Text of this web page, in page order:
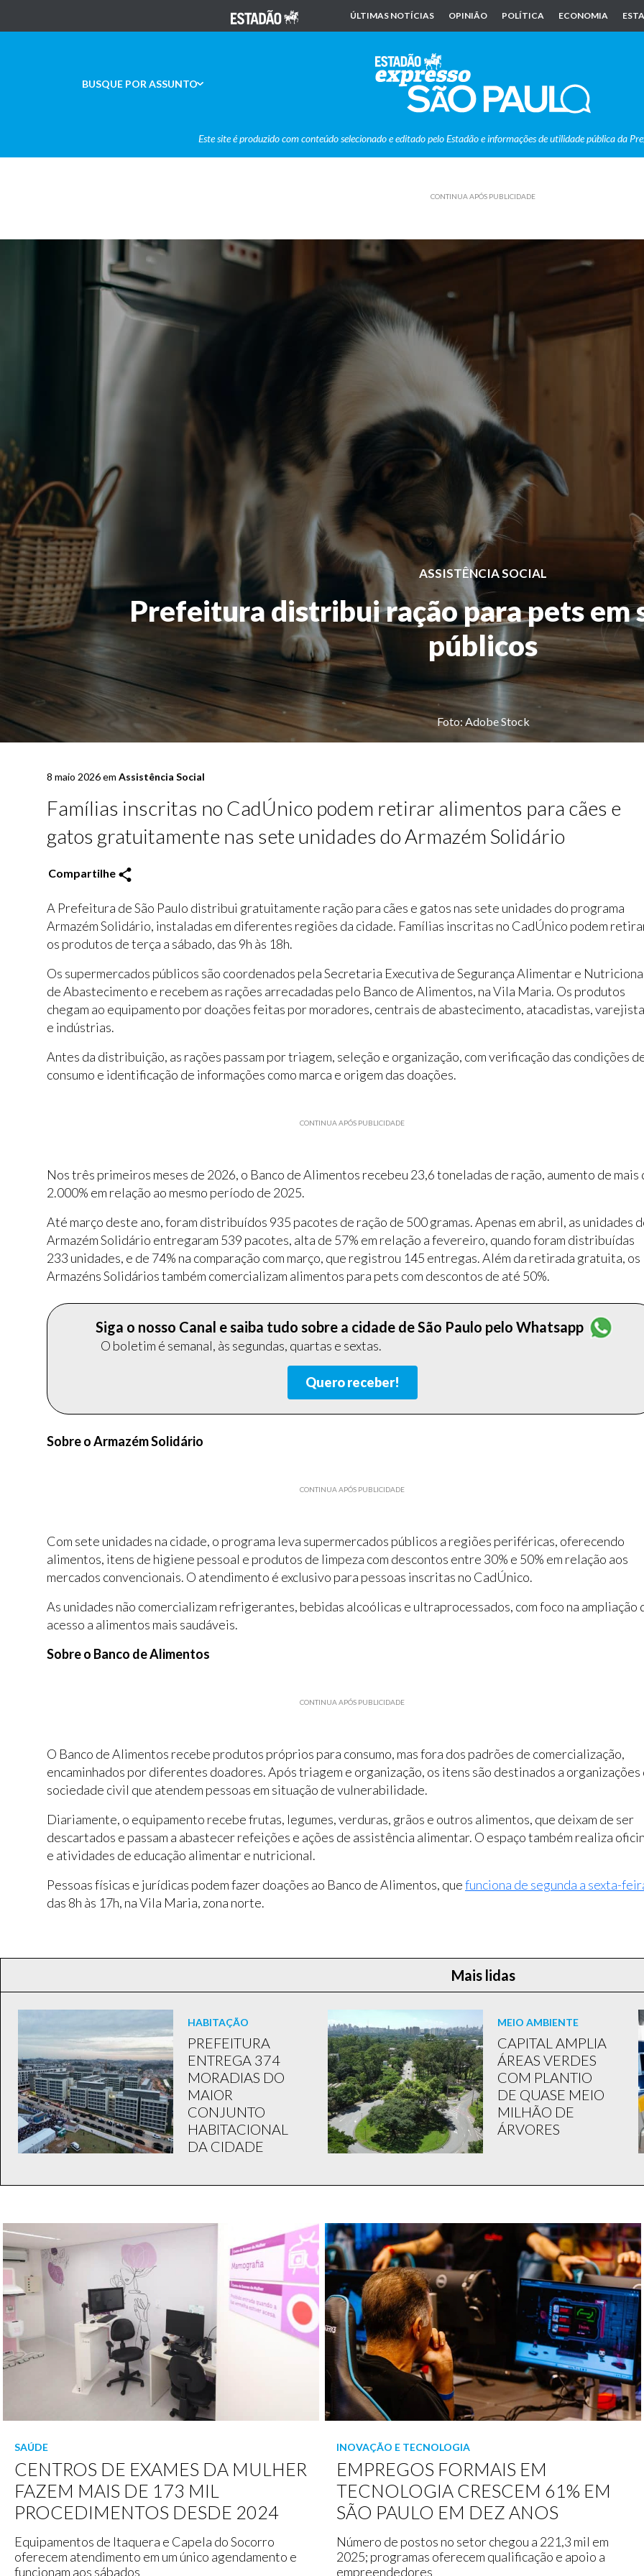
ÚLTIMAS NOTÍCIAS OPINIÃO POLÍTICA ECONOMIA
BUSQUE POR ASSUNTO
Este site é produzido com conteúdo selecionado e editado pelo Estadão e informações de utilidade pública da
CONTINUA APÓS PUBLICIDADE
ASSISTÊNCIA SOCIAL
Prefeitura distribui ração para pets em
públicos
Foto: Adobe Stock
8 maio 2026 em Assistência Social
Famílias inscritas no CadÚnico podem retirar alimentos para cães e
gatos gratuitamente nas sete unidades do Armazém Solidário
Compartilhe
A Prefeitura de São Paulo distribui gratuitamente ração para cães e gatos nas sete unidades do programa
Armazém Solidário, instaladas em diferentes regiões da cidade. Famílias inscritas no CadÚnico podem
os produtos de terça a sábado, das 9h às 18h.
Os supermercados públicos são coordenados pela Secretaria Executiva de Segurança Alimentar e
de Abastecimento e recebem as rações arrecadadas pelo Banco de Alimentos, na Vila Maria. Os produtos
chegam ao equipamento por doações feitas por moradores, centrais de abastecimento, atacadistas,
e indústrias.
Antes da distribuição, as rações passam por triagem, seleção e organização, com verificação das condições
consumo e identificação de informações como marca e origem das doações.
CONTINUA APÓS PUBLICIDADE
Nos três primeiros meses de 2026, o Banco de Alimentos recebeu 23,6 toneladas de ração, aumento de mais
2.000% em relação ao mesmo período de 2025.
Até março deste ano, foram distribuídos 935 pacotes de ração de 500 gramas. Apenas em abril, as unidades
Armazém Solidário entregaram 539 pacotes, alta de 57% em relação a fevereiro, quando foram distribuídas
233 unidades, e de 74% na comparação com março, que registrou 145 entregas. Além da retirada gratuita, os
Armazéns Solidários também comercializam alimentos para pets com descontos de até 50%.
Siga o nosso Canal e saiba tudo sobre a cidade de São Paulo pelo Whatsapp
O boletim é semanal, às segundas, quartas e sextas.
Quero receber!
Sobre o Armazém Solidário
CONTINUA APÓS PUBLICIDADE
Com sete unidades na cidade, o programa leva supermercados públicos a regiões periféricas, oferecendo
alimentos, itens de higiene pessoal e produtos de limpeza com descontos entre 30% e 50% em relação aos
mercados convencionais. O atendimento é exclusivo para pessoas inscritas no CadÚnico.
As unidades não comercializam refrigerantes, bebidas alcoólicas e ultraprocessados, com foco na ampliação
acesso a alimentos mais saudáveis.
Sobre o Banco de Alimentos
CONTINUA APÓS PUBLICIDADE
O Banco de Alimentos recebe produtos próprios para consumo, mas fora dos padrões de comercialização,
encaminhados por diferentes doadores. Após triagem e organização, os itens são destinados a organizações
sociedade civil que atendem pessoas em situação de vulnerabilidade.
Diariamente, o equipamento recebe frutas, legumes, verduras, grãos e outros alimentos, que deixam de ser
descartados e passam a abastecer refeições e ações de assistência alimentar. O espaço também realiza
e atividades de educação alimentar e nutricional.
Pessoas físicas e jurídicas podem fazer doações ao Banco de Alimentos, quefunciona de segunda a sexta-
das 8h às 17h, na Vila Maria, zona norte.
Mais lidas
HABITAÇÃO
PREFEITURA
ENTREGA 374
MORADIAS DO
MAIOR
CONJUNTO
HABITACIONAL
DA CIDADE
MEIO AMBIENTE
CAPITAL AMPLIA
ÁREAS VERDES
COM PLANTIO
DE QUASE MEIO
MILHÃO DE
ÁRVORES
SAÚDE
CENTROS DE EXAMES DA MULHER
FAZEM MAIS DE 173 MIL
PROCEDIMENTOS DESDE 2024
Equipamentos de Itaquera e Capela do Socorro
oferecem atendimento em um único agendamento e
funcionam aos sábados
INOVAÇÃO E TECNOLOGIA
EMPREGOS FORMAIS EM
TECNOLOGIA CRESCEM 61% EM
SÃO PAULO EM DEZ ANOS
Número de postos no setor chegou a 221,3 mil em
2025; programas oferecem qualificação e apoio a
empreendedores